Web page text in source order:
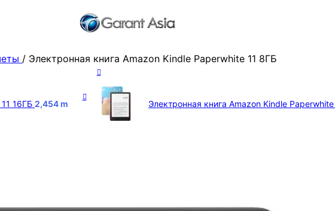
/ Электронная книга Amazon Kindle Paperwhite 11 8ГБ
16ГБ 2,454 m Электронная книга Amazon Kindle